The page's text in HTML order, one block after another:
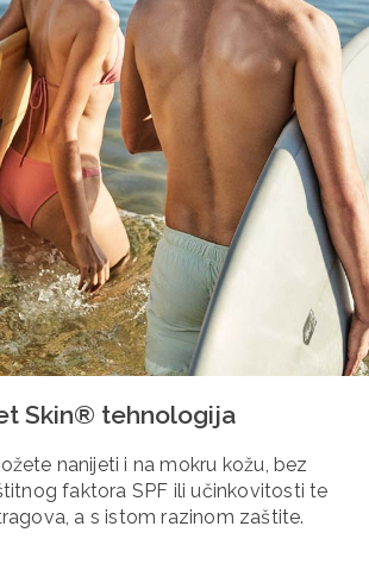
Skin® tehnologija
nanijeti i na mokru kožu, bez
faktora SPF ili učinkovitosti te
a s istom razinom zaštite.